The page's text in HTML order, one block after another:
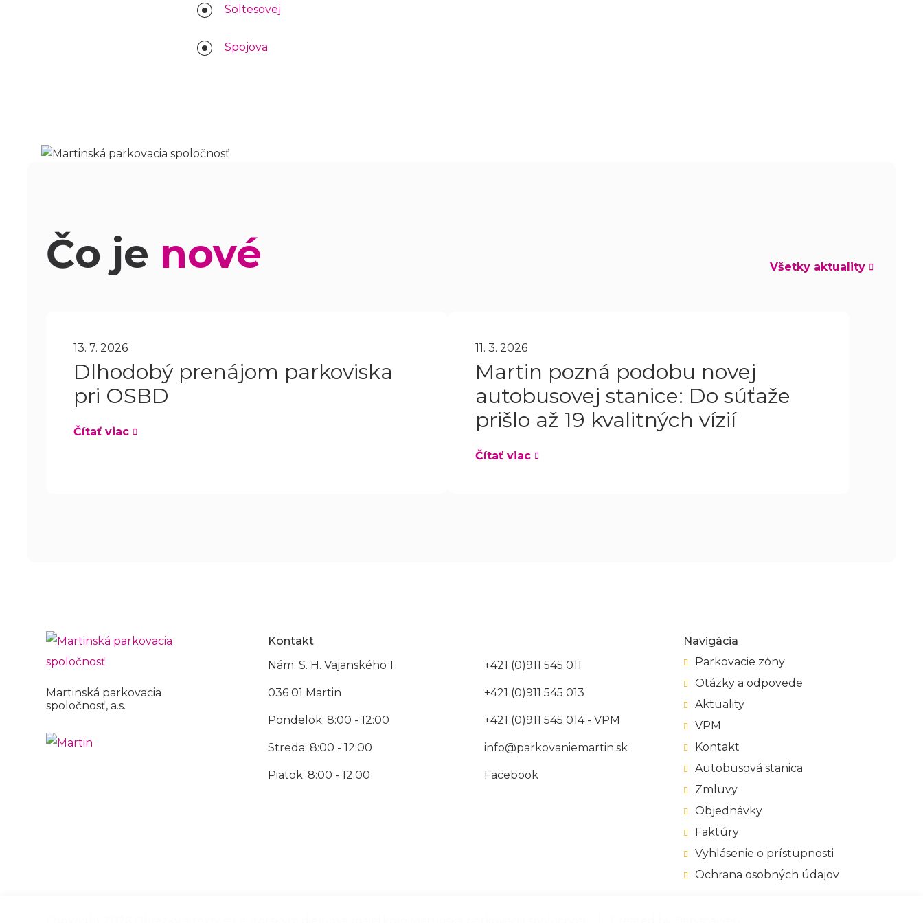
Soltesovej
Spojova
Čo je nové Všetky aktuality
13. 7. 2026
Dlhodobý prenájom parkoviska
pri OSBD
Čítať viac
11. 3. 2026
Martin pozná podobu novej
autobusovej stanice: Do súťaže
prišlo až 19 kvalitných vízií
Čítať viac
Martinská parkovacia
spoločnosť, a.s.
Kontakt
Nám. S. H. Vajanského 1
036 01 Martin
Pondelok: 8:00 - 12:00
Streda: 8:00 - 12:00
Piatok: 8:00 - 12:00
+421 (0)911 545 011
+421 (0)911 545 013
+421 (0)911 545 014 - VPM
info@parkovaniemartin.sk
Facebook
Navigácia
Parkovacie zóny
Otázky a odpovede
Aktuality
VPM
Kontakt
Autobusová stanica
Zmluvy
Objednávky
Faktúry
Vyhlásenie o prístupnosti
Ochrana osobných údajov